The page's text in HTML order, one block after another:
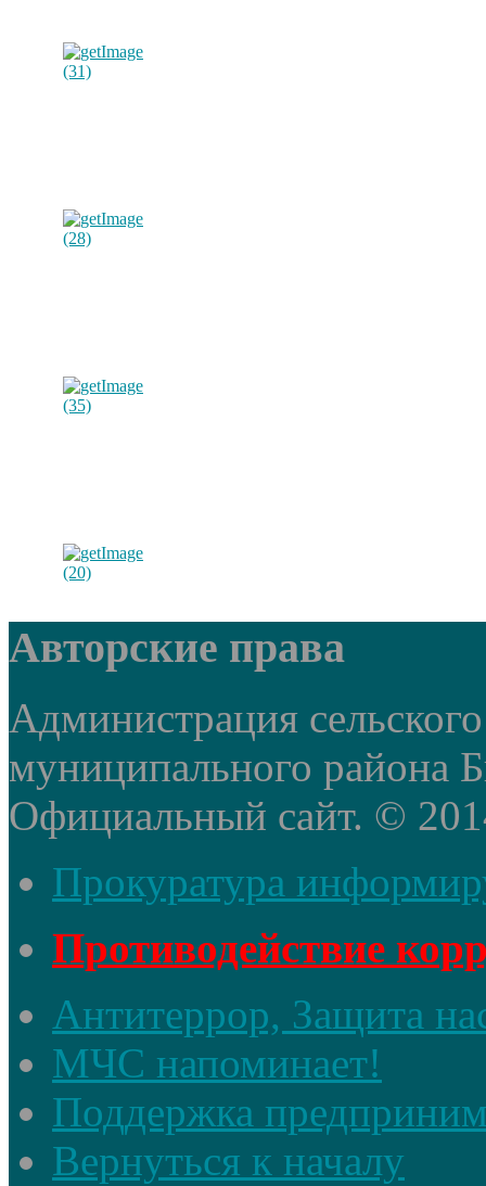
Авторские права
Администрация
муниципального района
Официальный сайт. ©
Прокуратура
Противодействие
Антитеррор, Защита
МЧС напоминает!
Поддержка
Вернуться к началу